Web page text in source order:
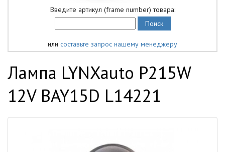
Введите артикул (frame number) товара:
или составьте запрос нашему менеджеру
Лампа LYNXauto P215W
12V BAY15D L14221